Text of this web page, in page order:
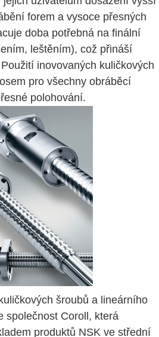
forem a vysoce přesných
doba potřebná na finální
leštěním), což přináší
inovovaných kuličkových
pro všechny obráběcí
polohování.
šroubů a lineárního
společnost Coroll, která
produktů NSK ve střední